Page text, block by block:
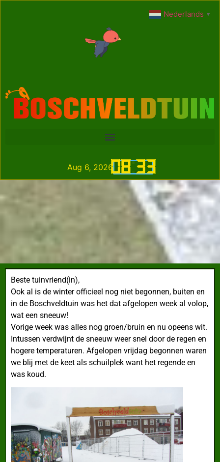
08:33
Aug 6, 2026
Beste tuinvriend(in),
Ook al is de winterofficieel nog niet begonnen, buiten en
in de Boschveldtuin was het dat afgelopen week al volop,
wat een sneeuw!
Vorige week was alles nog groen/bruin en nu opeens wit.
Intussen verdwijnt de sneeuw weer snel door de regen en
hogere temperaturen. Afgelopen vrijdag begonnen waren
we blij met de keet als schuilplek want het regende en
was koud.
Nederlands ▼